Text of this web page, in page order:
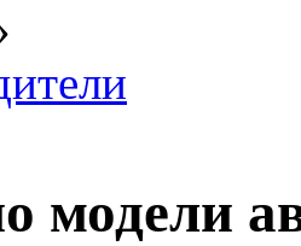
модели